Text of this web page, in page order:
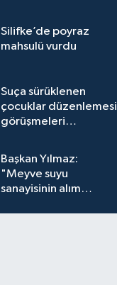
Silifke’de poyraz
mahsulü vurdu
Suça sürüklenen
çocuklar düzenlemesi
görüşmeleri
Başkan Yılmaz:
"Meyve suyu
sanayisinin alım